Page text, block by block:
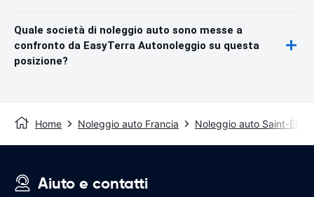
Quale società di noleggio auto sono messe a
confronto da EasyTerra Autonoleggio su questa
posizione?
Home Noleggio auto Francia Noleggio auto Saint-
Aiuto e contatti